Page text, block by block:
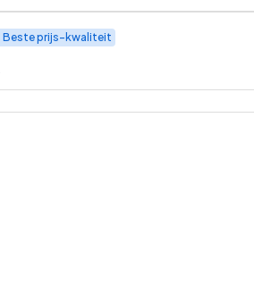
Beste prijs-kwaliteit